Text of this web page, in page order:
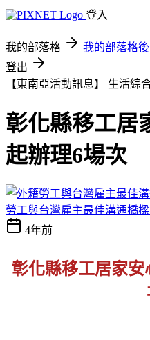
登入
我的部落格 我的部落格
登出
【東南亞活動訊息】 生活綜
彰化縣移工居
起辦理6場次
勞工與台灣雇主最佳溝通橋樑
4年前
彰化縣移工居家安